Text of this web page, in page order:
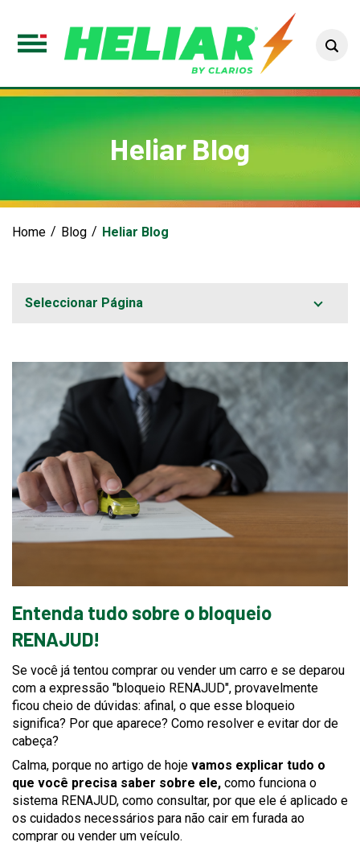
Toggle
Heliar Blog
Home Blog Heliar Blog
Seleccionar Página
Entenda tudo sobre o bloqueio
RENAJUD!
Se você já tentou comprar ou vender um carro e se deparou
com a expressão "bloqueio RENAJUD", provavelmente
ficou cheio de dúvidas: afinal, o que esse bloqueio
significa? Por que aparece? Como resolver e evitar dor de
cabeça?
Calma, porque no artigo de hoje vamos explicar tudo o
que você precisa saber sobre ele, como funciona o
sistema RENAJUD, como consultar, por que ele é aplicado e
os cuidados necessários para não cair em furada ao
comprar ou vender um veículo.